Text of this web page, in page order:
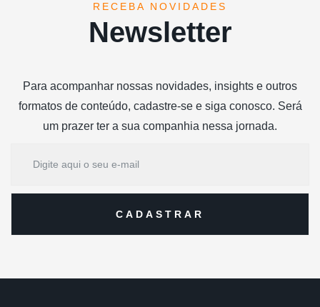
RECEBA NOVIDADES
Newsletter
Para acompanhar nossas novidades, insights e outros
formatos de conteúdo, cadastre-se e siga conosco. Será
um prazer ter a sua companhia nessa jornada.